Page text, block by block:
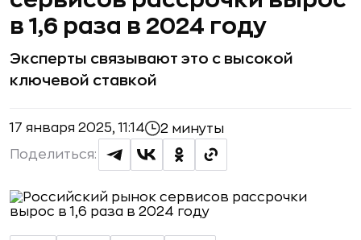
в 1,6 раза в 2024 году
Эксперты связывают это с высокой
ключевой ставкой
17 января 2025, 11:14 2 минуты
Поделиться: